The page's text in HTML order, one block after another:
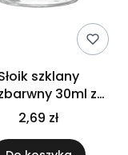
szklany
30ml z
nakrętką złotą
2,69 zł